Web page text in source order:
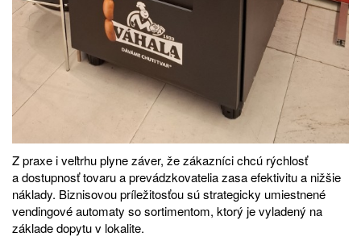
Z praxe i veľtrhu plyne záver, že zákazníci chcú rýchlosť
a dostupnosť tovaru a prevádzkovatelia zasa efektivitu a nižšie
náklady. Biznisovou príležitosťou sú strategicky umiestnené
vendingové automaty so sortimentom, ktorý je vyladený na
základe dopytu v lokalite.